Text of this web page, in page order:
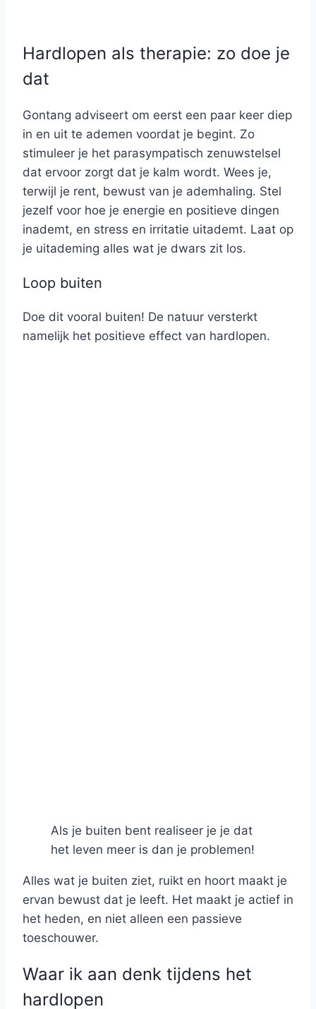
Hardlopen als therapie: zo doe je
dat
Gontang adviseert om eerst een paar keer diep
in en uit te ademen voordat je begint. Zo
stimuleer je het parasympatisch zenuwstelsel
dat ervoor zorgt dat je kalm wordt. Wees je,
terwijl je rent, bewust van je ademhaling. Stel
jezelf voor hoe je energie en positieve dingen
inademt, en stress en irritatie uitademt. Laat op
je uitademing alles wat je dwars zit los.
Loop buiten
Doe dit vooral buiten! De natuur versterkt
namelijk het positieve effect van hardlopen.
Als je buiten bent realiseer je je dat
het leven meer is dan je problemen!
Alles wat je buiten ziet, ruikt en hoort maakt je
ervan bewust dat je leeft. Het maakt je actief in
het heden, en niet alleen een passieve
toeschouwer.
Waar ik aan denk tijdens het
hardlopen